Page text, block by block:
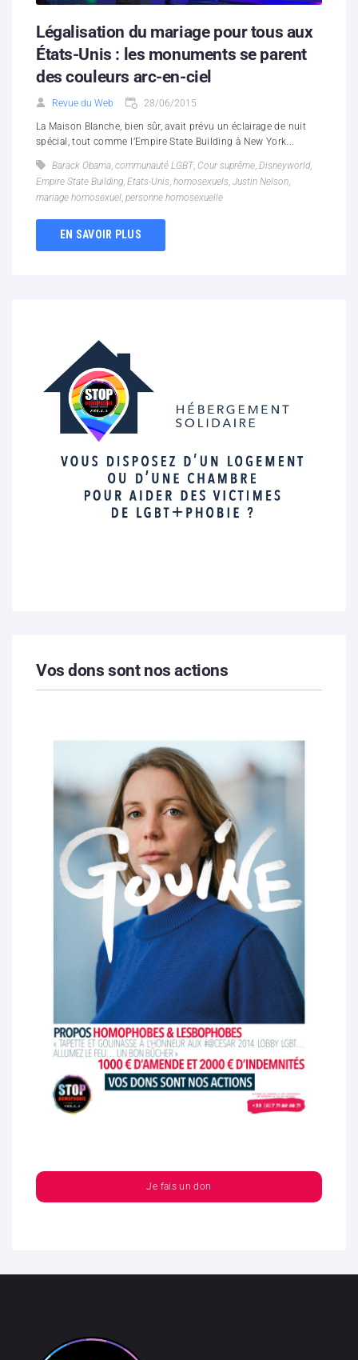
Légalisation du mariage pour tous aux
États-Unis : les monuments se parent
des couleurs arc-en-ciel
Revue du Web 28/06/2015
La Maison Blanche, bien sûr, avait prévu un éclairage de nuit
spécial, tout comme l’Empire State Building à New York...
Barack Obama communauté LGBT, Cour suprême Disneyworld,
Empire State Building Etats-Unis homosexuels Justin Nelson
mariage homosexuel personne homosexuelle
EN SAVOIR PLUS
Vos dons sont nos actions
Je fais un don